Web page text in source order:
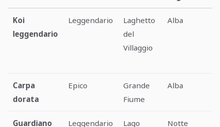
Koi
leggendario
Leggendario
Laghetto
del
Villaggio
Alba
Carpa
dorata
Epico
Grande
Fiume
Alba
Guardiano
Leggendario
Lago
Notte